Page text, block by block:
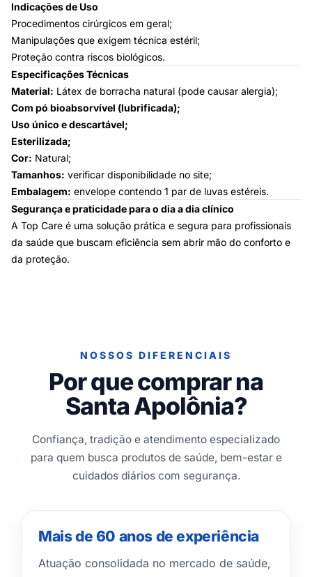
Indicações de Uso
Procedimentos cirúrgicos em geral;
Manipulações que exigem técnica estéril;
Proteção contra riscos biológicos.
Especificações Técnicas
Material: Látex de borracha natural (pode causar alergia);
Com pó bioabsorvível (lubrificada);
Uso único e descartável;
Esterilizada;
Cor: Natural;
Tamanhos: verificar disponibilidade no site;
Embalagem: envelope contendo 1 par de luvas estéreis.
Segurança e praticidade para o dia a dia clínico
A Top Care é uma solução prática e segura para profissionais
da saúde que buscam eficiência sem abrir mão do conforto e
da proteção.
NOSSOS DIFERENCIAIS
Por que comprar na
Santa Apolônia?
Confiança, tradição e atendimento especializado
para quem busca produtos de saúde, bem-estar e
cuidados diários com segurança.
Mais de 60 anos de experiência
Atuação consolidada no mercado de saúde,